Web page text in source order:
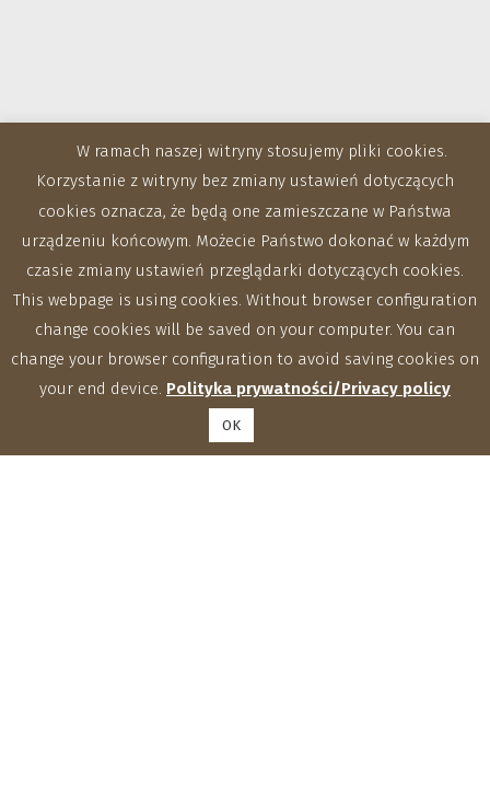
W ramach naszej witryny stosujemy pliki cookies.
Korzystanie z witryny bez zmiany ustawień dotyczących
cookies oznacza, że będą one zamieszczane w Państwa
urządzeniu końcowym. Możecie Państwo dokonać w każdym
czasie zmiany ustawień przeglądarki dotyczących cookies.
This webpage is using cookies. Without browser configuration
change cookies will be saved on your computer. You can
change your browser configuration to avoid saving cookies on
your end device. Polityka prywatności/Privacy policy
OK